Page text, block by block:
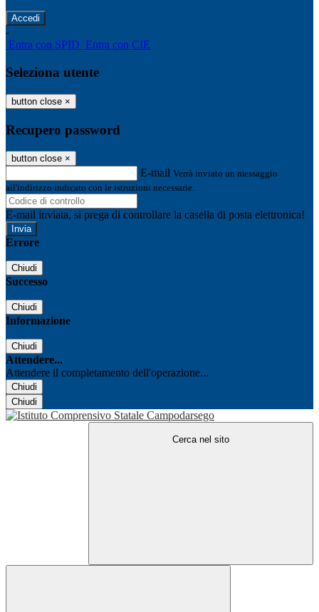
-
Entra con SPID Entra con CIE
Seleziona utente
button close ×
Recupero password
button close ×
E-mail Verrà inviato un messaggio
all'indirizzo indicato con le istruzioni necessarie.
E-mail inviata, si prega di controllare la casella di posta elettronica!
Errore
Chiudi
Successo
Chiudi
Informazione
Chiudi
Attendere...
Attendere il completamento dell'operazione...
Chiudi
Chiudi
Cerca nel sito